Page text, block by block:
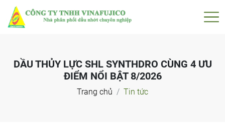
DẦU THỦY LỰC SHL SYNTHDRO CÙNG 4 ƯU
ĐIỂM NỔI BẬT 8/2026
Trang chủ Tin tức